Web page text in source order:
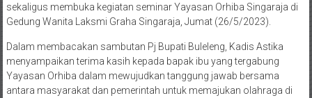
sekaligus membuka kegiatan seminar Yayasan Orhiba Singaraja di
Gedung Wanita Laksmi Graha Singaraja, Jumat (26/5/2023).
Dalam membacakan sambutan Pj Bupati Buleleng, Kadis Astika
menyampaikan terima kasih kepada bapak ibu yang tergabung
Yayasan Orhiba dalam mewujudkan tanggung jawab bersama
antara masyarakat dan pemerintah untuk memajukan olahraga di